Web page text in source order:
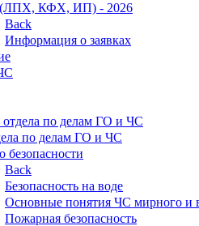
(ЛПХ, КФХ, ИП) - 2026
Back
Информация о заявках
отдела по делам ГО и ЧС
по делам ГО и ЧС
безопасности
Back
Безопасность на воде
Основные понятия ЧС мирного и
Пожарная безопасность